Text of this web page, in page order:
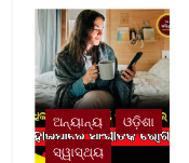
ଅନ୍ୟାନ୍ୟ
ଓଡ଼ିଶା
ସ୍ୱାସ୍ଥ୍ୟ